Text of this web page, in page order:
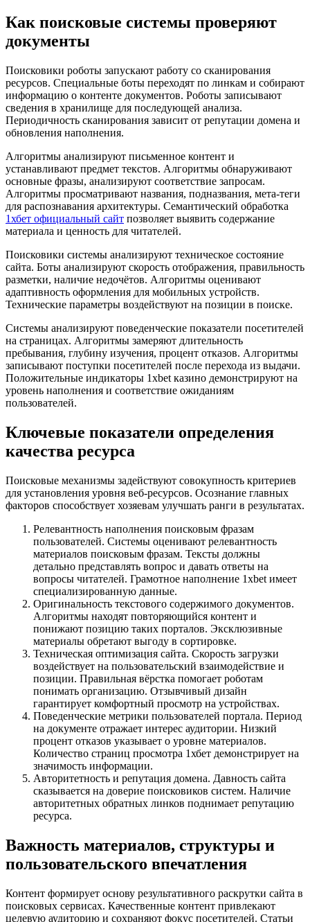
Как поисковые системы проверяют
документы
Поисковики роботы запускают работу со сканирования
ресурсов. Специальные боты переходят по линкам и собирают
информацию о контенте документов. Роботы записывают
сведения в хранилище для последующей анализа.
Периодичность сканирования зависит от репутации домена и
обновления наполнения.
Алгоритмы анализируют письменное контент и
устанавливают предмет текстов. Алгоритмы обнаруживают
основные фразы, анализируют соответствие запросам.
Алгоритмы просматривают названия, подназвания, мета-теги
для распознавания архитектуры. Семантический обработка
1хбет официальный сайт позволяет выявить содержание
материала и ценность для читателей.
Поисковики системы анализируют техническое состояние
сайта. Боты анализируют скорость отображения, правильность
разметки, наличие недочётов. Алгоритмы оценивают
адаптивность оформления для мобильных устройств.
Технические параметры воздействуют на позиции в поиске.
Системы анализируют поведенческие показатели посетителей
на страницах. Алгоритмы замеряют длительность
пребывания, глубину изучения, процент отказов. Алгоритмы
записывают поступки посетителей после перехода из выдачи.
Положительные индикаторы 1xbet казино демонстрируют на
уровень наполнения и соответствие ожиданиям
пользователей.
Ключевые показатели определения
качества ресурса
Поисковые механизмы задействуют совокупность критериев
для установления уровня веб-ресурсов. Осознание главных
факторов способствует хозяевам улучшать ранги в результатах.
Релевантность наполнения поисковым фразам
пользователей. Системы оценивают релевантность
материалов поисковым фразам. Тексты должны
детально представлять вопрос и давать ответы на
вопросы читателей. Грамотное наполнение 1xbet имеет
специализированную данные.
Оригинальность текстового содержимого документов.
Алгоритмы находят повторяющийся контент и
понижают позицию таких порталов. Эксклюзивные
материалы обретают выгоду в сортировке.
Техническая оптимизация сайта. Скорость загрузки
воздействует на пользовательский взаимодействие и
позиции. Правильная вёрстка помогает роботам
понимать организацию. Отзывчивый дизайн
гарантирует комфортный просмотр на устройствах.
Поведенческие метрики пользователей портала. Период
на документе отражает интерес аудитории. Низкий
процент отказов указывает о уровне материалов.
Количество страниц просмотра 1хбет демонстрирует на
значимость информации.
Авторитетность и репутация домена. Давность сайта
сказывается на доверие поисковиков систем. Наличие
авторитетных обратных линков поднимает репутацию
ресурса.
Важность материалов, структуры и
пользовательского впечатления
Контент формирует основу результативного раскрутки сайта в
поисковых сервисах. Качественные контент привлекают
целевую аудиторию и сохраняют фокус посетителей. Статьи